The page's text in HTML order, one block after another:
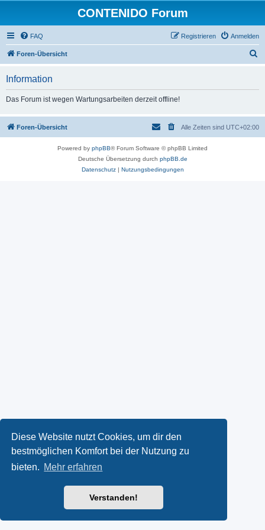
Diese Website nutzt Cookies, um dir den
bestmöglichen Komfort bei der Nutzung zu
bieten. Mehr erfahren
Verstanden!
CONTENIDO Forum
FAQ Anmelden
Registrieren
Foren-Übersicht
Information
Das Forum ist wegen Wartungsarbeiten derzeit offline!
Foren-Übersicht Alle Zeiten sind UTC+02:00
Powered by phpBB® Forum Software © phpBB Limited
Deutsche Übersetzung durch phpBB.de
Datenschutz| Nutzungsbedingungen